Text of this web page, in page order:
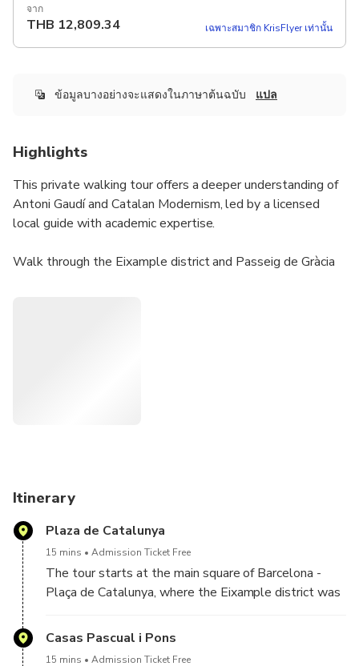
จาก
THB 12,809.34 เฉพาะสมาชิก KrisFlyer เท่านั้น
ข้อมูลบางอย่างจะแสดงในภาษาต้นฉบับ แปล
Highlights
This private walking tour offers a deeper understanding of
Antoni Gaudí and Catalan Modernism, led by a licensed
local guide with academic expertise.
Walk through the Eixample district and Passeig de Gràcia
Itinerary
Plaza de Catalunya
15 mins Admission Ticket Free
The tour starts at the main square of Barcelona -
Plaça de Catalunya, where the Eixample district was
history and architectural background of Barcelona.
Casas Pascual i Pons
15 mins Admission Ticket Free